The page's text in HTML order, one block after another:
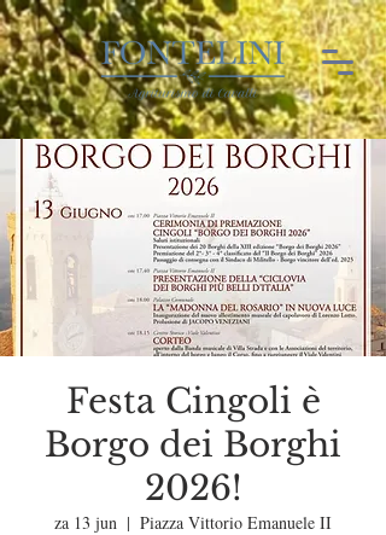
Festa Cingoli è
Borgo dei Borghi
2026!
za 13 jun
  |
Piazza Vittorio Emanuele II